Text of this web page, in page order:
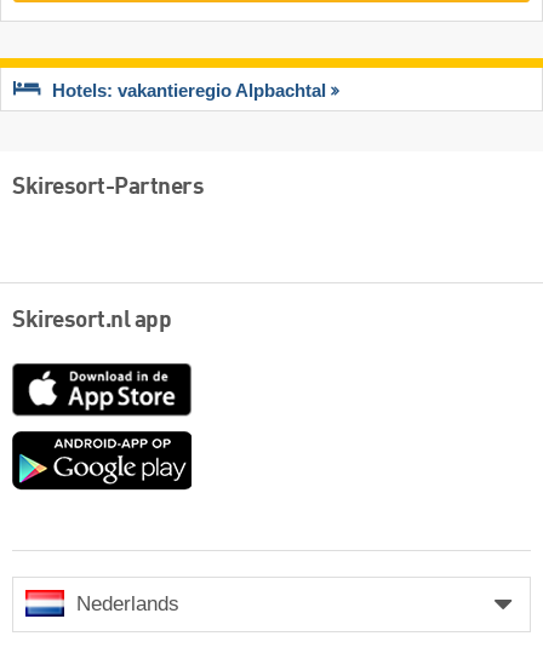
Hotels: vakantieregio Alpbachtal
Skiresort-Partners
Skiresort.nl app
App
Google
Nederlands